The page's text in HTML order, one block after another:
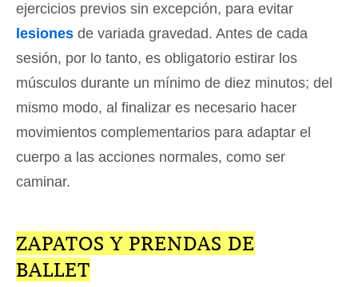
ejercicios previos sin excepción, para evitar
lesiones de variada gravedad. Antes de cada
sesión, por lo tanto, es obligatorio estirar los
músculos durante un mínimo de diez minutos; del
mismo modo, al finalizar es necesario hacer
movimientos complementarios para adaptar el
cuerpo a las acciones normales, como ser
caminar.
ZAPATOS Y PRENDAS DE
BALLET